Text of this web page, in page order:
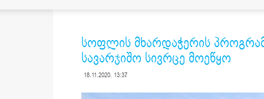
სოფლის მხარდაჭერის
სავარჯიშო სივრცე მოეწყო
18.11.2020. 13:37